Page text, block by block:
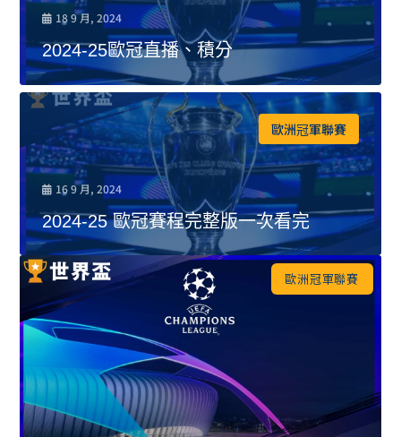
18 9 月, 2024
2024-25歐冠直播、積分
歐洲冠軍聯賽
16 9 月, 2024
2024-25 歐冠賽程完整版一次看完
歐洲冠軍聯賽